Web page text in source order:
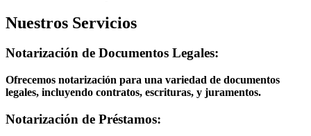
Nuestros Servicios
Notarización de Documentos Legales:
Ofrecemos notarización para una variedad de documentos
legales, incluyendo contratos, escrituras, y juramentos.
Notarización de Préstamos: